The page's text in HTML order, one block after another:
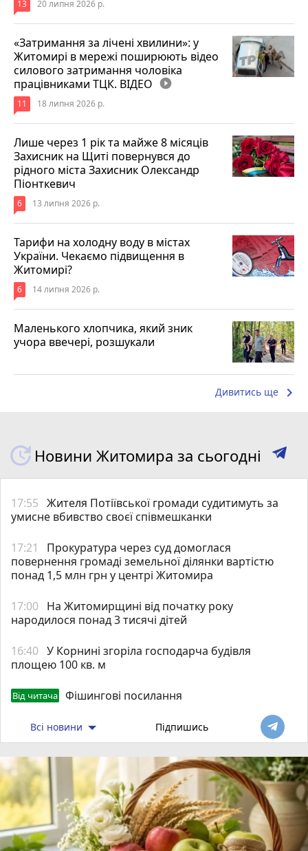
13 20 липня 2026 р.
«Затримання за лічені хвилини»: у
Житомирі в мережі поширюють відео
силового затримання чоловіка
працівниками ТЦК. ВІДЕО play_circle_filled
11 18 липня 2026 р.
Лише через 1 рік та майже 8 місяців
Захисник на Щиті повернувся до
рідного міста Захисник Олександр
Піонткевич
6 13 липня 2026 р.
Тарифи на холодну воду в містах
України. Чекаємо підвищення в
Житомирі?
6 14 липня 2026 р.
Маленького хлопчика, який зник
учора ввечері, розшукали
Дивитись ще keyboard_arrow_right
Новини Житомира за сьогодні
17:55 Жителя Потіївської громади судитимуть за
умисне вбивство своєї співмешканки
17:21
Прокуратура через суд домоглася
повернення громаді земельної ділянки вартістю
понад 1,5 млн грн у центрі Житомира
17:00 На Житомирщині від початку року
народилося понад 3 тисячі дітей
16:40 У Корнині згоріла господарча будівля
площею 100 кв. м
Від читача Фішингові посилання
Всі новини Підпишись